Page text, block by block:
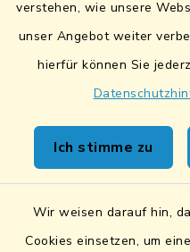
verstehen, wie unsere
unser Angebot weiter
hierfür können Sie
Ich stimme zu
Wir weisen darauf hin,
Cookies einsetzen, um
Fairtrade-Towns
Sicheres